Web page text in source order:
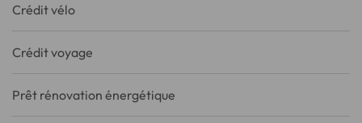
Crédit vélo
Crédit voyage
Prêt rénovation énergétique